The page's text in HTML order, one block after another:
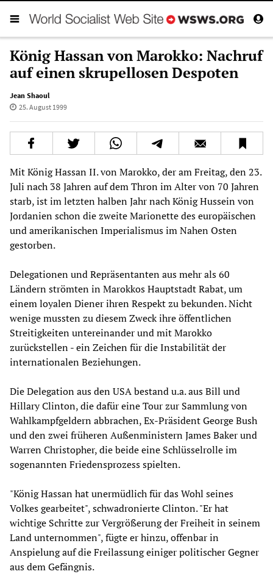
König Hassan von Marokko: Nachruf
auf einen skrupellosen Despoten
Jean Shaoul
25. August 1999
Mit König Hassan II. von Marokko, der am Freitag, den 23.
Juli nach 38 Jahren auf dem Thron im Alter von 70 Jahren
starb, ist im letzten halben Jahr nach König Hussein von
Jordanien schon die zweite Marionette des europäischen
und amerikanischen Imperialismus im Nahen Osten
gestorben.
Delegationen und Repräsentanten aus mehr als 60
Ländern strömten in Marokkos Hauptstadt Rabat, um
einem loyalen Diener ihren Respekt zu bekunden. Nicht
wenige mussten zu diesem Zweck ihre öffentlichen
Streitigkeiten untereinander und mit Marokko
zurückstellen - ein Zeichen für die Instabilität der
internationalen Beziehungen.
Die Delegation aus den USA bestand u.a. aus Bill und
Hillary Clinton, die dafür eine Tour zur Sammlung von
Wahlkampfgeldern abbrachen, Ex-Präsident George Bush
und den zwei früheren Außenministern James Baker und
Warren Christopher, die beide eine Schlüsselrolle im
sogenannten Friedensprozess spielten.
"König Hassan hat unermüdlich für das Wohl seines
Volkes gearbeitet", schwadronierte Clinton. "Er hat
wichtige Schritte zur Vergrößerung der Freiheit in seinem
Land unternommen", fügte er hinzu, offenbar in
Anspielung auf die Freilassung einiger politischer Gegner
aus dem Gefängnis.